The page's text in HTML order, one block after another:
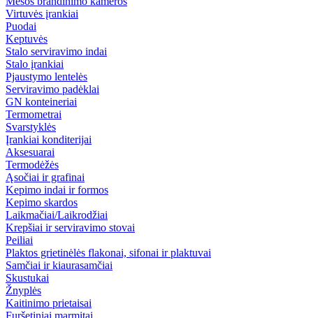
Virtuvės įrankiai
Puodai
Keptuvės
Stalo serviravimo indai
Stalo įrankiai
Pjaustymo lentelės
Serviravimo padėklai
GN konteineriai
Termometrai
Svarstyklės
Įrankiai konditerijai
Aksesuarai
Termodėžės
Ąsočiai ir grafinai
Kepimo indai ir formos
Kepimo skardos
Laikmačiai/Laikrodžiai
Krepšiai ir serviravimo stovai
Peiliai
Plaktos grietinėlės flakonai, sifonai ir plaktuvai
Samčiai ir kiaurasamčiai
Skustukai
Žnyplės
Kaitinimo prietaisai
Furšetiniai marmitai